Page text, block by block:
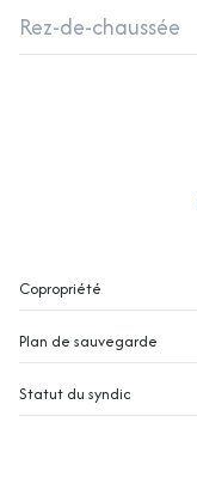
2 côté(s) mitoyen(s)
vue sans vis à vis
cave
Rez-de-chaussée
entrée
Copropriété
Plan de sauvegarde
Statut du syndic